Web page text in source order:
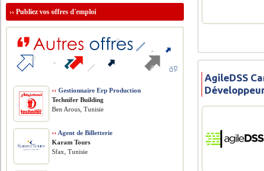
AgileDSS
››Publiez vos offres d'emploi
›› Gestionnaire Erp Production
Technifer Building
Ben Arous, Tunisie
›› Agent de Billetterie
Karam Tours
Sfax, Tunisie